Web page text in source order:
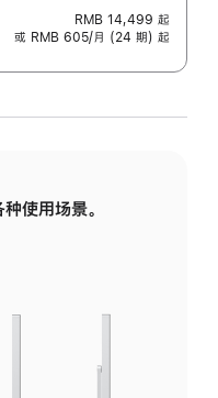
RMB 14,499 起
或 RMB 605/月 (24 期) 起
使用场景。